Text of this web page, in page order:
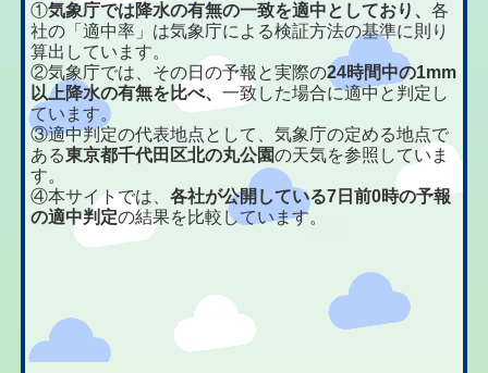
①気象庁では降水の有無の一致を適中としており、各
社の「適中率」は気象庁による検証方法の基準に則り
算出しています。
②気象庁では、その日の予報と実際の24時間中の1mm
以上降水の有無を比べ、一致した場合に適中と判定し
ています。
③適中判定の代表地点として、気象庁の定める地点で
ある東京都千代田区北の丸公園の天気を参照していま
す。
④本サイトでは、各社が公開している7日前0時の予報
の適中判定の結果を比較しています。